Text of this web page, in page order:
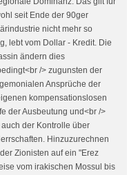
seit Ende der 90ger
nicht mehr so
lebt vom Dollar - Kredit. Die
ändern dies
/> zugunsten der
Ansprüche der
kompensationslosen
der Ausbeutung und<br />
der Kontrolle über
Hinzuzurechnen
Zionisten auf ein "Erez
vom irakischen Mossul bis